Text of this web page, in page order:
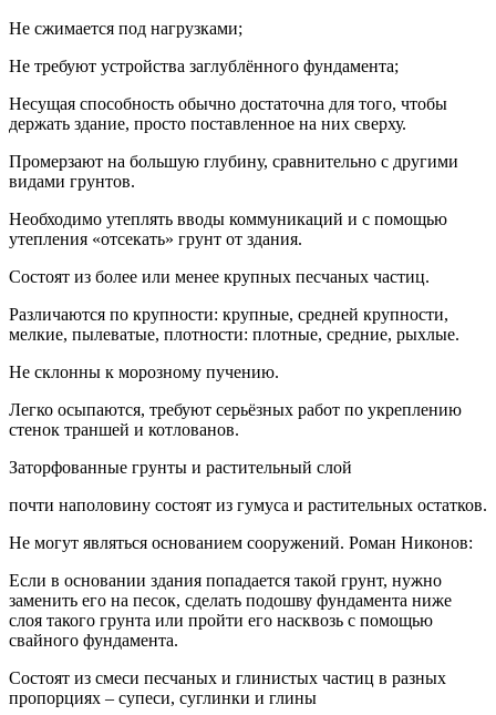
Не сжимается под нагрузками;
Не требуют устройства заглублённого фундамента;
Несущая способность обычно достаточна для того, чтобы
держать здание, просто поставленное на них сверху.
Промерзают на большую глубину, сравнительно с другими
видами грунтов.
Необходимо утеплять вводы коммуникаций и с помощью
утепления «отсекать» грунт от здания.
Состоят из более или менее крупных песчаных частиц.
Различаются по крупности: крупные, средней крупности,
мелкие, пылеватые, плотности: плотные, средние, рыхлые.
Не склонны к морозному пучению.
Легко осыпаются, требуют серьёзных работ по укреплению
стенок траншей и котлованов.
Заторфованные грунты и растительный слой
почти наполовину состоят из гумуса и растительных остатков.
Не могут являться основанием сооружений. Роман Никонов:
Если в основании здания попадается такой грунт, нужно
заменить его на песок, сделать подошву фундамента ниже
слоя такого грунта или пройти его насквозь с помощью
свайного фундамента.
Состоят из смеси песчаных и глинистых частиц в разных
пропорциях – супеси, суглинки и глины